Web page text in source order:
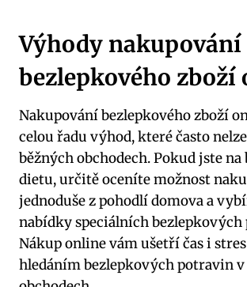
Výhody nakupování
bezlepkového zboží
Nakupování bezlepkového zboží
celou řadu výhod, které často
běžných obchodech. Pokud jste na
dietu, určitě oceníte možnost
jednoduše z pohodlí domova a
nabídky speciálních
Nákup online vám ušetří čas i
hledáním bezlepkových potravin